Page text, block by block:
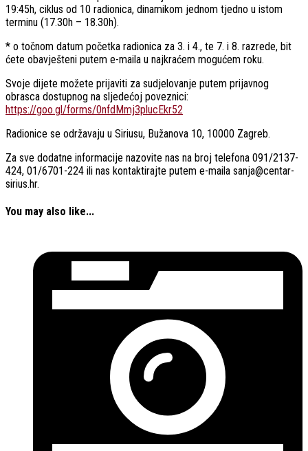
19:45h, ciklus od 10 radionica, dinamikom jednom tjedno u istom
terminu (17.30h – 18.30h).
* o točnom datum početka radionica za 3. i 4., te 7. i 8. razrede, bit
ćete obavješteni putem e-maila u najkraćem mogućem roku.
Svoje dijete možete prijaviti za sudjelovanje putem prijavnog
obrasca dostupnog na sljedećoj poveznici:
https://goo.gl/forms/0nfdMmj3plucEkr52
Radionice se održavaju u Siriusu, Bužanova 10, 10000 Zagreb.
Za sve dodatne informacije nazovite nas na broj telefona 091/2137-
424, 01/6701-224 ili nas kontaktirajte putem e-maila sanja@centar-
sirius.hr.
You may also like...